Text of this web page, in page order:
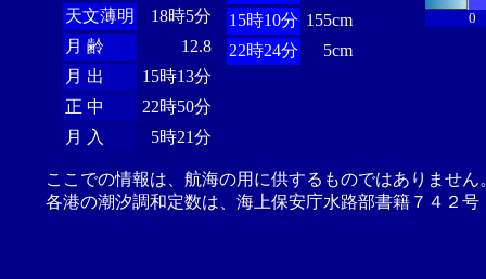
天文薄明
18時5分
月 齢
12.8
月 出
15時13分
正 中
22時50分
月 入
5時21分
15時10分 155cm
22時24分
5cm
0
ここでの情報は、航海の用に供するものではありませ
各港の潮汐調和定数は、海上保安庁水路部書籍７４２